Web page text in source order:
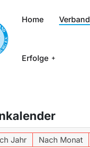
Home Verband
Erfolge
Jahr Nach Monat